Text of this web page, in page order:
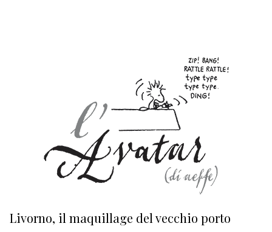
Livorno, il maquillage del vecchio porto